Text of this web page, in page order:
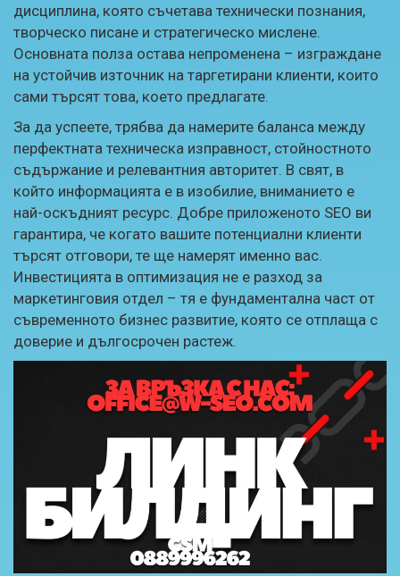
дисциплина, която съчетава технически познания,
творческо писане и стратегическо мислене.
Основната полза остава непроменена – изграждане
на устойчив източник на таргетирани клиенти, които
сами търсят това, което предлагате.
За да успеете, трябва да намерите баланса между
перфектната техническа изправност, стойностното
съдържание и релевантния авторитет. В свят, в
който информацията е в изобилие, вниманието е
най-оскъдният ресурс. Добре приложеното SEO ви
гарантира, че когато вашите потенциални клиенти
търсят отговори, те ще намерят именно вас.
Инвестицията в оптимизация не е разход за
маркетинговия отдел – тя е фундаментална част от
съвременното бизнес развитие, която се отплаща с
доверие и дългосрочен растеж.